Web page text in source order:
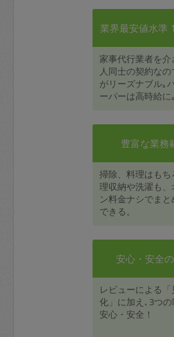
業界最安値水準
家事代行業者を介
人同士の契約なの
がリーズナブル｡
ーパーは高時給に｡
豊富な業務
掃除、料理はもち
理収納や洗濯も、
ン料金ナシでま
できる。
安心・安全
レビューによる「
化」に加え､3つ
安心・安全！